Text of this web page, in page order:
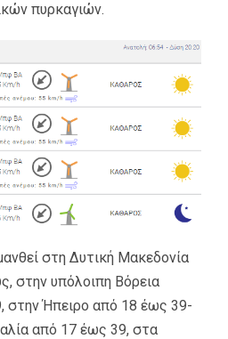
πυρκαγιών.
στη Δυτική Μακεδονία
στην υπόλοιπη Βόρεια
στην Ήπειρο από 18 έως 39-
από 17 έως 39, στα